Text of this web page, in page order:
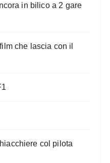
in bilico a 2 gare
che lascia con il
col pilota